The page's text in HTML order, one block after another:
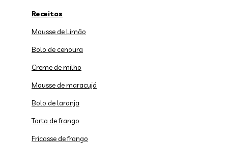
Receitas
Mousse de Limão
Bolo de cenoura
Creme de milho
Mousse de maracujá
Bolo de laranja
Torta de frango
Fricasse de frango